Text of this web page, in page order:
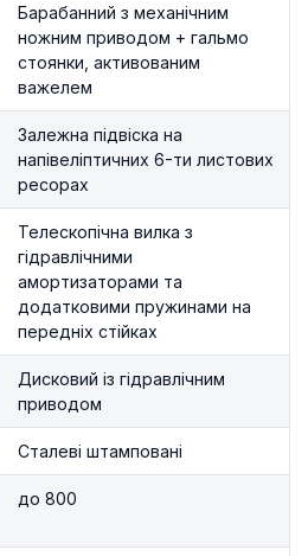
Барабанний з механічним
ножним приводом + гальмо
стоянки, активованим
важелем
Залежна підвіска на
напівеліптичних 6-ти листових
ресорах
Телескопічна вилка з
гідравлічними
амортизаторами та
додатковими пружинами на
передніх стійках
Дисковий із гідравлічним
приводом
Сталеві штамповані
до 800